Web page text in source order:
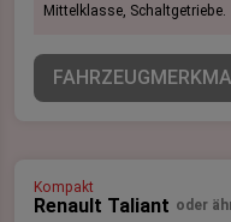
Mittelklasse, Schaltgetriebe.
Kompakt
Renault Taliant oder